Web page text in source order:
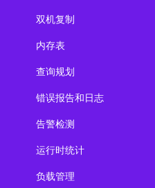
双机复制
内存表
查询规划
错误报告和日志
告警检测
运行时统计
负载管理